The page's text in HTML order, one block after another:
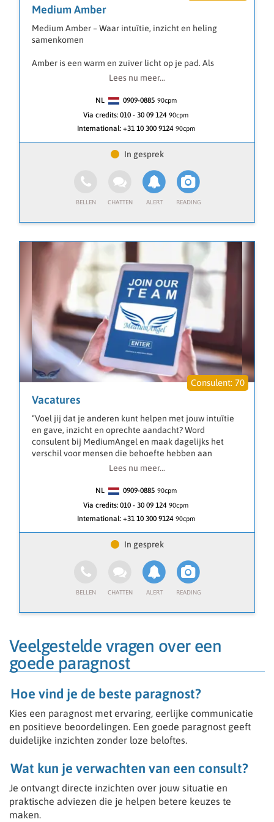
An🌷
Medium Amber
Medium Amber – Waar intuïtie, inzicht en heling
samenkomen
Amber is een warm en zuiver licht op je pad. Als
ervaren medium werkt zij met een diepe verbinding
helderziende en heldervoelende gaven. Met haar
zij precies aan wat er in jouw energie speelt.
Elke reading met Amber brengt duidelijkheid, rust en
richting. Ze helpt je om inzichten te krijgen in liefde,
respect, eerlijkheid en licht.
Lees nu meer...
NL 0909-0885 90cpm
Via credits: 010 - 30 09 124 90cpm
International: +31 10 300 9124 90cpm
70
Vacatures
“Voel jij dat je anderen kunt helpen met jouw intuïtie
en gave, inzicht en oprechte aandacht? Word
consulent bij MediumAngel en maak dagelijks het
verschil voor mensen die behoefte hebben aan
duidelijke en respectvolle begeleiding.”
consulent bied je mensen een luisterend oor, maar
ondersteuning op momenten dat zij dit nodig hebben.
Wat je doet
• Mensen begeleiden via telefoon of chat
• Werken met intuïtie, empathie en respect
• Een veilige en vertrouwde omgeving bieden
• Je bent empathisch en integer
• Je communiceert duidelijk en professioneel
• Ervaring met coaching of spiritualiteit
Wat je krijgt
• Werken vanuit huis
• Onderdeel van een professioneel platform
Wij zijn op zoek naar gemotiveerde consulenten.
formulier in en we zullen contact opnemen voor een
gesprek.
Kun jij of ben jij o.a.:
- Zelfstandig ondernemer
Lees nu meer...
NL 0909-0885 90cpm
Via credits: 010 - 30 09 124 90cpm
International: +31 10 300 9124 90cpm
Veelgestelde vragen over een
goede paragnost
Hoe vind je de beste paragnost?
Kies een paragnost met ervaring, eerlijke communicatie
en positieve beoordelingen. Een goede paragnost geeft
duidelijke inzichten zonder loze beloftes.
Wat kun je verwachten van een consult?
Je ontvangt directe inzichten over jouw situatie en
praktische adviezen die je helpen betere keuzes te
maken.